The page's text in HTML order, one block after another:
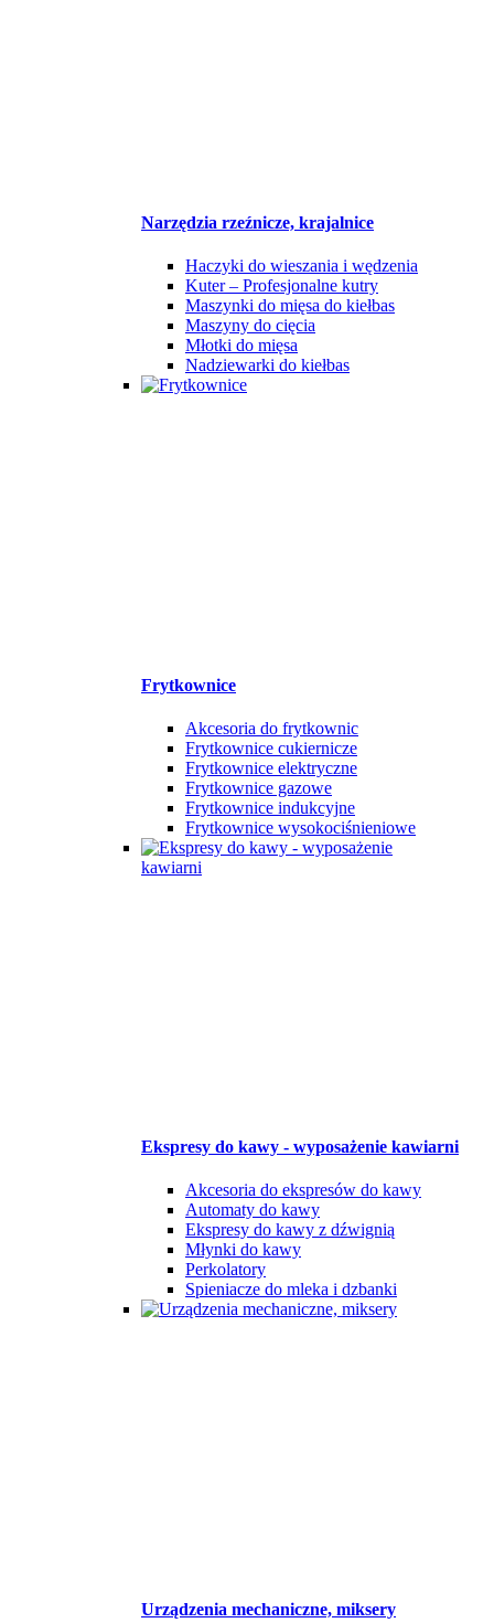
Narzędzia rzeźnicze, krajalnice
Haczyki do wieszania i wędzenia
Kuter – Profesjonalne kutry
Maszynki do mięsa do kiełbas
Maszyny do cięcia
Młotki do mięsa
Nadziewarki do kiełbas
Frytkownice
Akcesoria do frytkownic
Frytkownice cukiernicze
Frytkownice elektryczne
Frytkownice gazowe
Frytkownice indukcyjne
Frytkownice wysokociśnieniowe
Ekspresy do kawy - wyposażenie kawiarni
Akcesoria do ekspresów do kawy
Automaty do kawy
Ekspresy do kawy z dźwignią
Młynki do kawy
Perkolatory
Spieniacze do mleka i dzbanki
Urządzenia mechaniczne, miksery